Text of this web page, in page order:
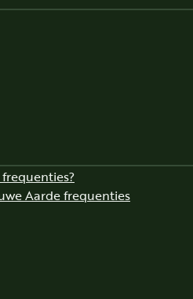
Aarde frequenties